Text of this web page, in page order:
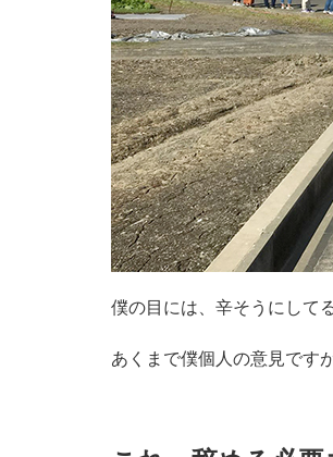
僕の目には、辛そうにして
あくまで僕個人の意見です